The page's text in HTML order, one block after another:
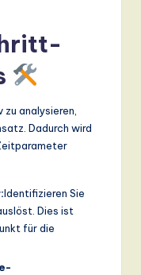
analysieren,
Dadurch wird
Identifizieren Sie
Dies ist
für die